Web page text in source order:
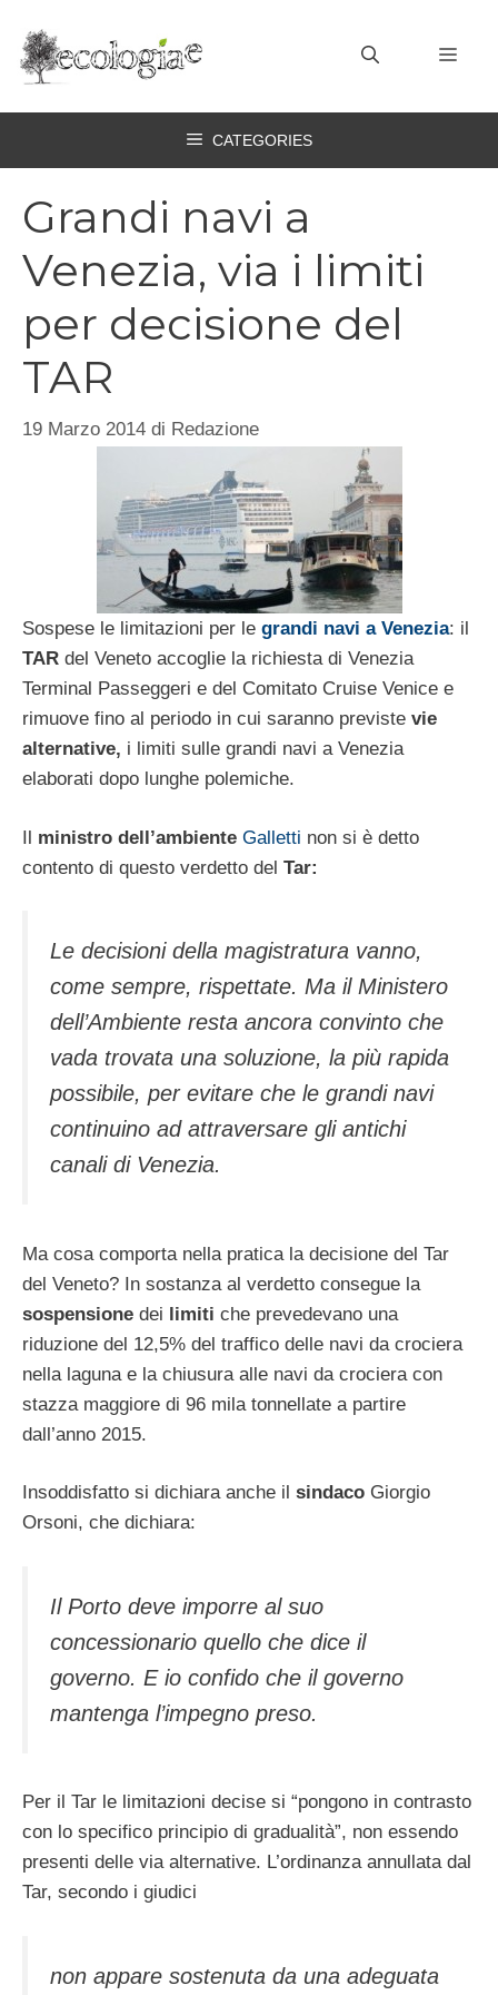
contenuto
CATEGORIES
Grandi navi a
Venezia, via i limiti
per decisione del
TAR
19 Marzo 2014 di Redazione
Sospese le limitazioni per le grandi navi a Venezia: il
TAR del Veneto accoglie la richiesta di Venezia
Terminal Passeggeri e del Comitato Cruise Venice e
rimuove fino al periodo in cui saranno previste vie
alternative, i limiti sulle grandi navi a Venezia
elaborati dopo lunghe polemiche.
Il ministro dell’ambiente Galletti non si è detto
contento di questo verdetto del Tar:
Le decisioni della magistratura vanno,
come sempre, rispettate. Ma il Ministero
dell’Ambiente resta ancora convinto che
vada trovata una soluzione, la più rapida
possibile, per evitare che le grandi navi
continuino ad attraversare gli antichi
canali di Venezia.
Ma cosa comporta nella pratica la decisione del Tar
del Veneto? In sostanza al verdetto consegue la
sospensione dei limiti che prevedevano una
riduzione del 12,5% del traffico delle navi da crociera
nella laguna e la chiusura alle navi da crociera con
stazza maggiore di 96 mila tonnellate a partire
dall’anno 2015.
Insoddisfatto si dichiara anche il sindaco Giorgio
Orsoni, che dichiara:
Il Porto deve imporre al suo
concessionario quello che dice il
governo. E io confido che il governo
mantenga l’impegno preso.
Per il Tar le limitazioni decise si “pongono in contrasto
con lo specifico principio di gradualità”, non essendo
presenti delle via alternative. L’ordinanza annullata dal
Tar, secondo i giudici
non appare sostenuta da una adeguata